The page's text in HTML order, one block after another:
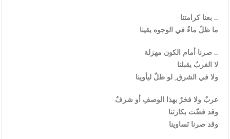
بعنا كرامتنا ..
ما ظلّ ماءٌ في الوجوه يقينا
صرنا أمام الكون مهزلة ..
لا الغربُ يقبلنا
ولا في الشرق ِ لو ظلٌ ليأوينا
عربٌ ولا فخرٌ بهذا الوصفِ أو شرفٌ
وقد فضّت بكارتنا
وقد صرنا نَساوينا